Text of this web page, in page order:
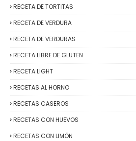
RECETA DE TORTITAS
RECETA DE VERDURA
RECETA DE VERDURAS
RECETA LIBRE DE GLUTEN
RECETA LIGHT
RECETAS AL HORNO
RECETAS CASEROS
RECETAS CON HUEVOS
RECETAS CON LIMÓN